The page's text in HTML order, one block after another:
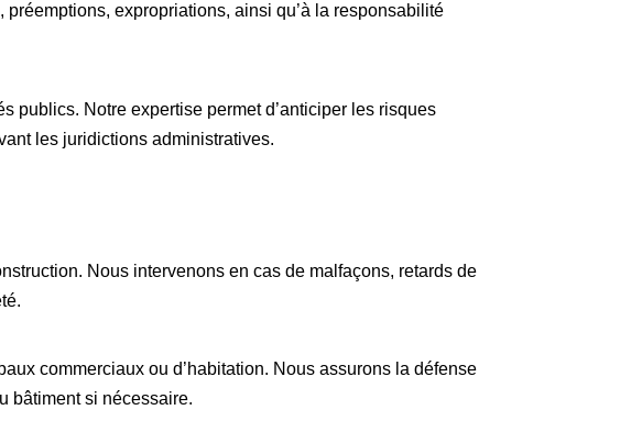
expropriations, ainsi qu’à la responsabilité
publics. Notre expertise permet d’anticiper les risques
les juridictions administratives.
Nous intervenons en cas de malfaçons, retards de
commerciaux ou d’habitation. Nous assurons la défense
bâtiment si nécessaire.